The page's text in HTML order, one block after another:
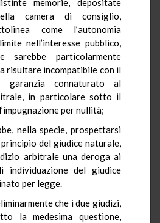
memorie, depositate
camera di consiglio,
come l’autonomia
nell’interesse pubblico,
sarebbe particolarmente
risultare incompatibile con il
connaturato al
in particolare sotto il
per nullità;
nella specie, prospettarsi
del giudice naturale,
arbitrale una deroga ai
individuazione del giudice
per legge.
che i due giudizi,
la medesima questione,